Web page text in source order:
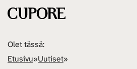
Olet tässä:
Etusivu»Uutiset»